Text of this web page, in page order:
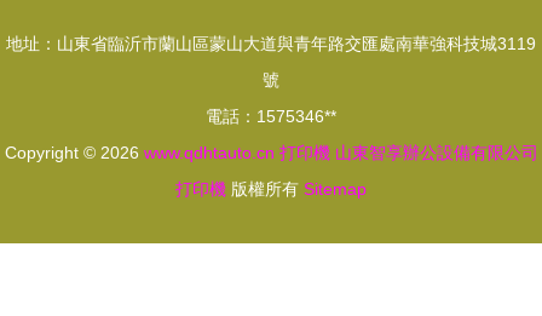
地址：山東省臨沂市蘭山區蒙山大道與青年路交匯處南華強科技城3119
號
電話：1575346**
Copyright © 2026 www.qdhtauto.cn 打印機 山東智享辦公設備有限公司
打印機 版權所有 Sitemap